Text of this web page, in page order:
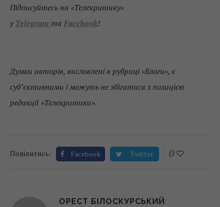
Підписуйтесь на «Телекритику»
у Telegram та Facebook!
Думки авторів, висловлені в рубриці «Блоги», є
суб’єктивними і можуть не збігатися з позицією
редакції «Телекритики».
Поділитись: Facebook Twitter 0
ОРЕСТ БІЛОСКУРСЬКИЙ